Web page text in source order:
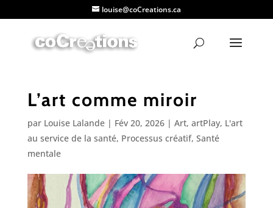
louise@coCreations.ca
L’art comme miroir
par Louise Lalande| Fév 20, 2026| Art, artPlay, L'art
au service de la santé, Processus créatif, Santé
mentale